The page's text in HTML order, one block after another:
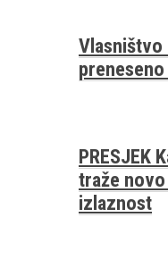
Vlasništvo
PRESJEK
traže
izlaznost